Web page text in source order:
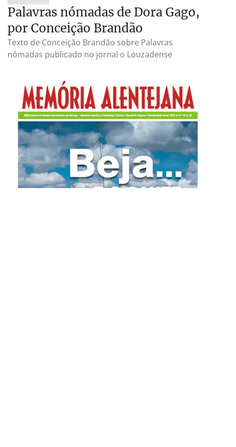
Palavras nómadas de Dora Gago,
por Conceição Brandão
Texto de Conceição Brandão sobre Palavras
nómadas publicado no jornal o Louzadense